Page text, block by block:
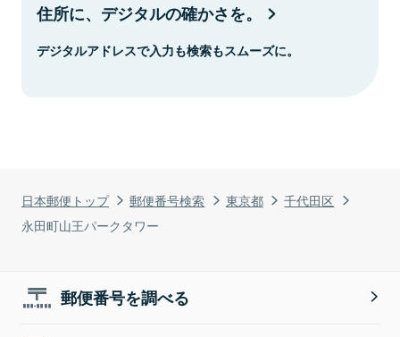
日本郵便トップ 郵便番号検索 東京都
千代田区
永田町山王パークタワー
住所に、デジタルの確かさを。
デジタルアドレスで入力も検索もスムーズに。
郵便番号を調べる